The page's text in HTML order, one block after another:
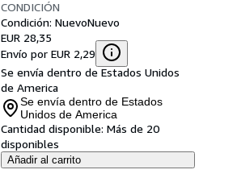
CONDICIÓN
Condición: NuevoNuevo
EUR 28,35
Envío por EUR 2,29
Se envía dentro de Estados Unidos
de America
Se envía dentro de Estados
Unidos de America
Cantidad disponible: Más de 20
disponibles
Añadir al carrito